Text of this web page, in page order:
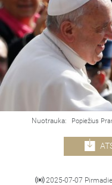
Nuotrauka: Popiežius
2025-07-07